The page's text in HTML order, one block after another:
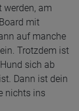
werden, am
mit
auf manche
Trotzdem ist
sich ab
Dann ist dein
nichts ins